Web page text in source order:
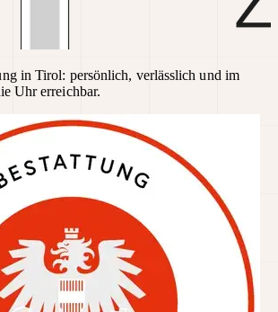
in Tirol: persönlich, verlässlich und im
Uhr erreichbar.